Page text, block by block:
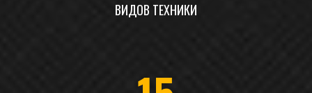
ВИДОВ ТЕХНИКИ